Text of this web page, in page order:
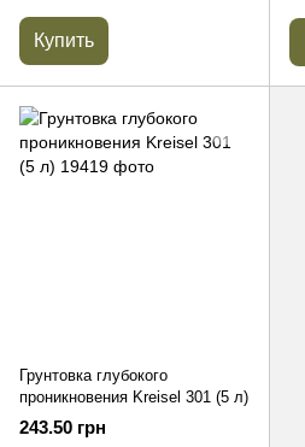
Купить
Грунтовка глубокого
проникновения Kreisel 301 (5 л)
243.50 грн